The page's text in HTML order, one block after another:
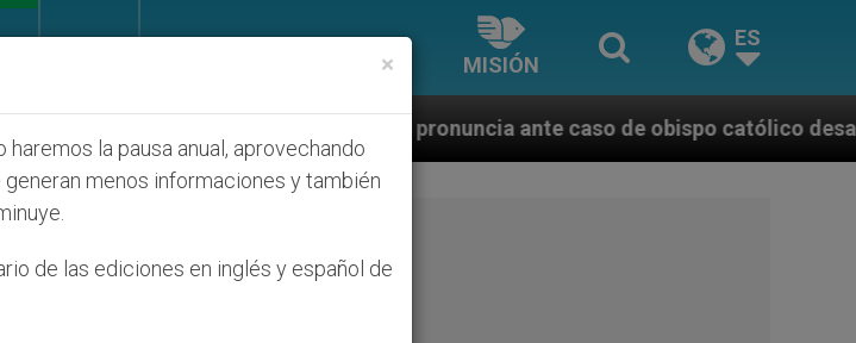
MISIÓN
ES
ONU se pronuncia ante caso de obispo católico desaparecido por la
×
haremos la pausa anual, aprovechando
menos informaciones y también
de las ediciones en inglés y español de